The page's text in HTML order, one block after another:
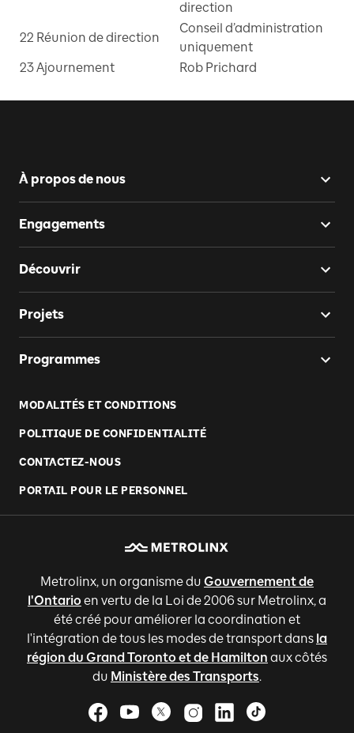
direction
22 Réunion de direction
Conseil d’administration
uniquement
23Ajournement Rob Prichard
À propos de nous
Engagements
Découvrir
Projets
Programmes
MODALITÉS ET CONDITIONS
POLITIQUE DE CONFIDENTIALITÉ
CONTACTEZ-NOUS
PORTAIL POUR LE PERSONNEL
Metrolinx, un organisme du Gouvernement de
l'Ontario en vertu de la Loi de 2006 sur Metrolinx, a
été créé pour améliorer la coordination et
l'intégration de tous les modes de transport dans la
région du Grand Toronto et de Hamilton aux côtés
du Ministère des Transports.